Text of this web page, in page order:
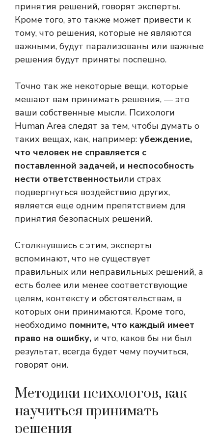
принятия решений, говорят эксперты.
Кроме того, это также может привести к
тому, что решения, которые не являются
важными, будут парализованы или важные
решения будут приняты поспешно.
Точно так же некоторые вещи, которые
мешают вам принимать решения, — это
ваши собственные мысли. Психологи
Human Area следят за тем, чтобы думать о
таких вещах, как, например: убеждение,
что человек не справляется с
поставленной задачей, и неспособность
нести ответственностьили страх
подвергнуться воздействию других,
является еще одним препятствием для
принятия безопасных решений.
Столкнувшись с этим, эксперты
вспоминают, что не существует
правильных или неправильных решений, а
есть более или менее соответствующие
целям, контексту и обстоятельствам, в
которых они принимаются. Кроме того,
необходимо помните, что каждый имеет
право на ошибку, и что, каков бы ни был
результат, всегда будет чему поучиться,
говорят они.
Методики психологов, как
научиться принимать
решения